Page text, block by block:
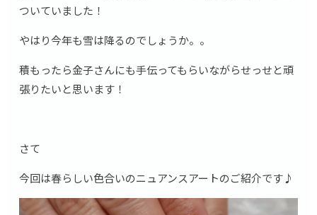
ついていました！
やはり今年も雪は降るのでしょうか。。
積もったら金子さんにも手伝ってもらいながらせっせと頑
張りたいと思います！
さて
今回は春らしい色合いのニュアンスアートのご紹介です♪